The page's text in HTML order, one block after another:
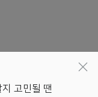
고민될 땐